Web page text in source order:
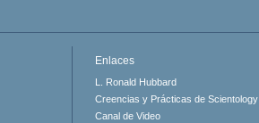
Enlaces
L. Ronald Hubbard
Creencias y Prácticas de Scientology
Canal de Video